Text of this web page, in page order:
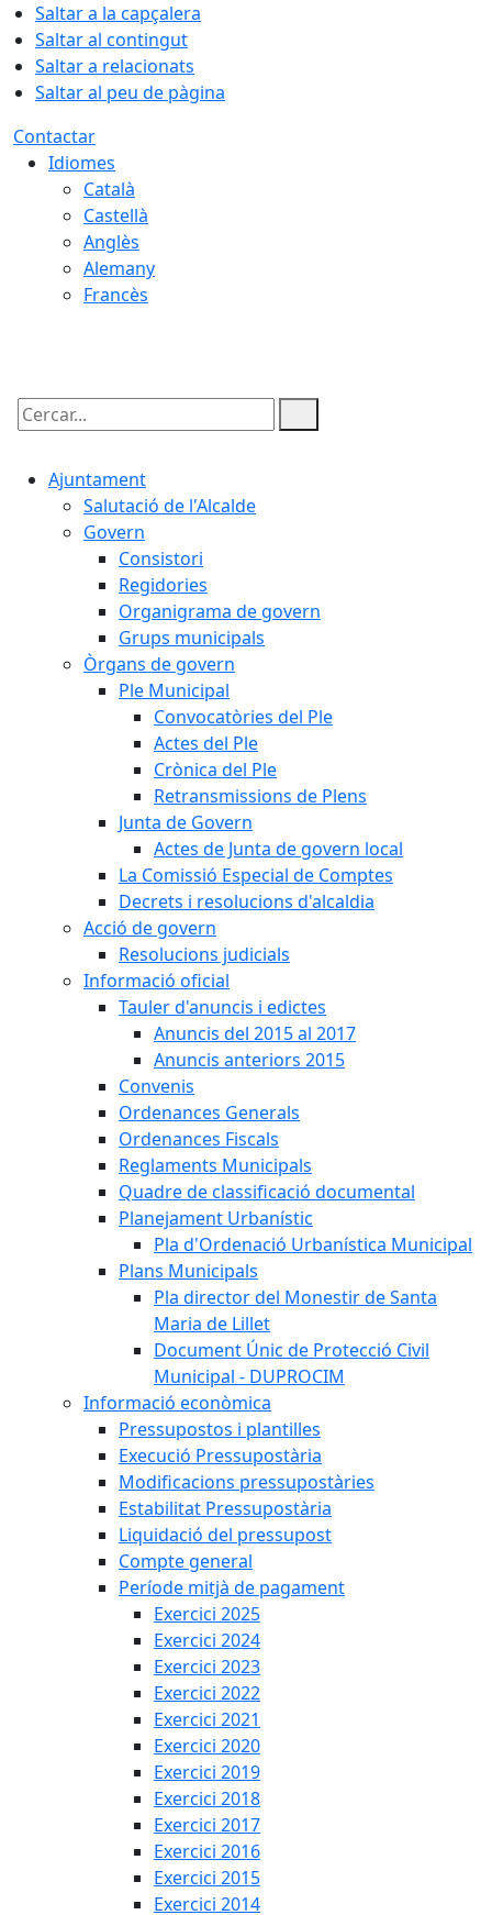
Saltar a la capçalera
Saltar al contingut
Saltar a relacionats
Saltar al peu de pàgina
Contactar
Idiomes
Català
Castellà
Anglès
Alemany
Francès
Cercar:
Ajuntament
Salutació de l'Alcalde
Govern
Consistori
Regidories
Organigrama de govern
Grups municipals
Òrgans de govern
Ple Municipal
Convocatòries del Ple
Actes del Ple
Crònica del Ple
Retransmissions de Plens
Junta de Govern
Actes de Junta de govern local
La Comissió Especial de Comptes
Decrets i resolucions d'alcaldia
Acció de govern
Resolucions judicials
Informació oficial
Tauler d'anuncis i edictes
Anuncis del 2015 al 2017
Anuncis anteriors 2015
Convenis
Ordenances Generals
Ordenances Fiscals
Reglaments Municipals
Quadre de classificació documental
Planejament Urbanístic
Pla d'Ordenació Urbanística Municipal
Plans Municipals
Pla director del Monestir de Santa
Maria de Lillet
Document Únic de Protecció Civil
Municipal - DUPROCIM
Informació econòmica
Pressupostos i plantilles
Execució Pressupostària
Modificacions pressupostàries
Estabilitat Pressupostària
Liquidació del pressupost
Compte general
Període mitjà de pagament
Exercici 2025
Exercici 2024
Exercici 2023
Exercici 2022
Exercici 2021
Exercici 2020
Exercici 2019
Exercici 2018
Exercici 2017
Exercici 2016
Exercici 2015
Exercici 2014